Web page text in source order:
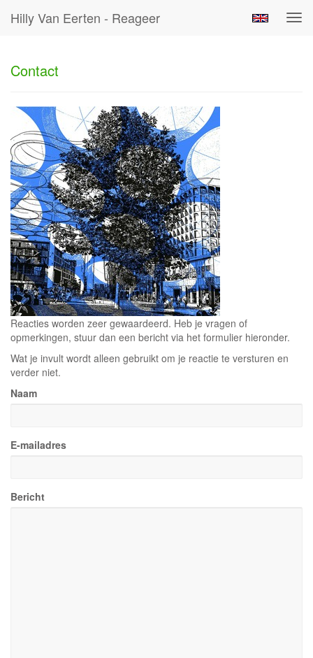
Hilly Van Eerten - Reageer
Contact
Reacties worden zeer gewaardeerd. Heb je vragen of
opmerkingen, stuur dan een bericht via het formulier hieronder.
Wat je invult wordt alleen gebruikt om je reactie te versturen en
verder niet.
Naam
E-mailadres
Bericht